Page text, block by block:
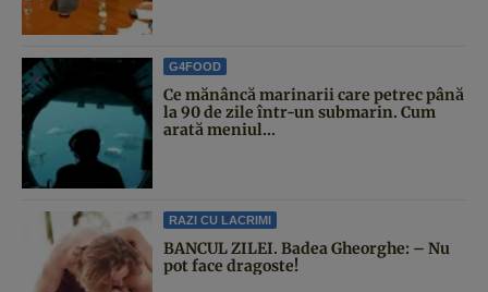
G4FOOD
Ce mănâncă marinarii care petrec până
la 90 de zile într-un submarin. Cum
arată meniul...
RAZI CU LACRIMI
BANCUL ZILEI. Badea Gheorghe: – Nu
pot face dragoste!